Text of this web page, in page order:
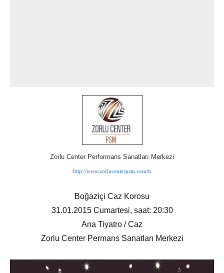
Zorlu Center Performans Sanatları Merkezi
http://www.zorlucenterpsm.com/tr
Boğaziçi Caz Korosu
31.01.2015 Cumartesi, saat: 20:30
Ana Tiyatro / Caz
Zorlu Center Permans Sanatları Merkezi